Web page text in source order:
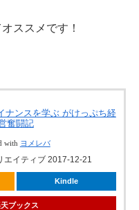
ススメです！
ナンスを学ぶ がけっぷち経
奮闘記
with ヨメレバ
エイティブ 2017-12-21
Kindle
ブックス